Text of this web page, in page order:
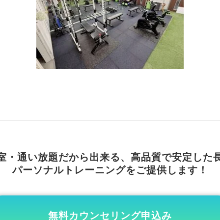
・通い放題だから出来る、高品質で安定した
パーソナルトレーニングをご提供します！
無料カウンセリング申込み